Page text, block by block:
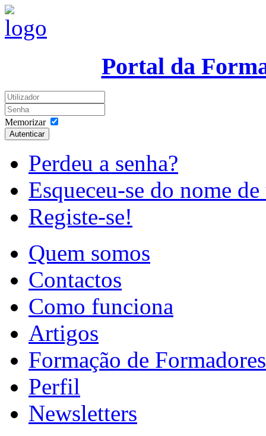
Portal da
Memorizar
Autenticar
Perdeu a senha?
Esqueceu-se do nome
Registe-se!
Quem somos
Contactos
Como funciona
Artigos
Formação de Formadores
Perfil
Newsletters